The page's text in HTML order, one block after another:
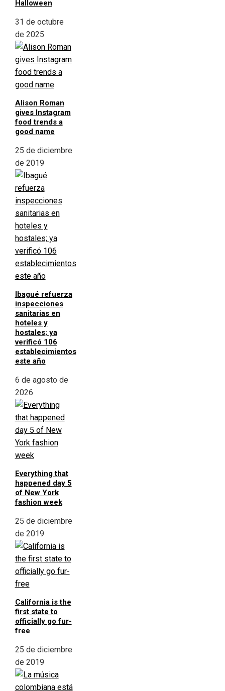
Halloween
31 de octubre
de 2025
Alison Roman
gives Instagram
food trends a
good name
25 de diciembre
de 2019
Ibagué refuerza
inspecciones
sanitarias en
hoteles y
hostales; ya
verificó 106
establecimientos
este año
6 de agosto de
2026
Everything that
happened day 5
of New York
fashion week
25 de diciembre
de 2019
California is the
first state to
officially go fur-
free
25 de diciembre
de 2019